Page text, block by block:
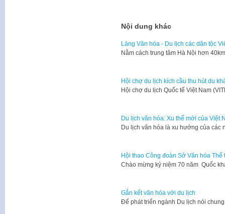
Nội dung khác
Làng Văn hóa - Du lịch các dân tộc
Nằm cách trung tâm Hà Nội hơn
Hội chợ du lịch kích cầu thu hút du
​Hội chợ du lịch Quốc tế Việt Nam
Du lịch văn hóa: Xu thế mới của Việt
​Du lịch văn hóa là xu hướng của
Hội thao Công đoàn Sở Văn hóa
​Chào mừng kỷ niệm 70 năm Quốc
Gắn kết văn hóa với du lịch
Để phát triển ngành Du lịch nói